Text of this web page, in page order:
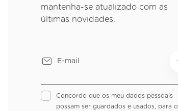
mantenha-se atualizado com as
últimas novidades.
Concordo que os meu dados pessoais
possam ser guardados e usados, para o